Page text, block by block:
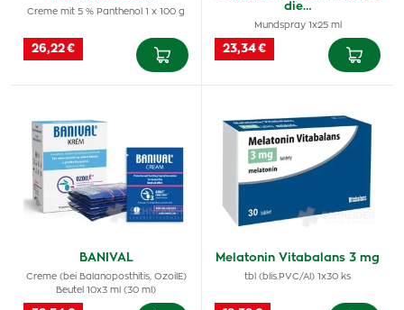
Creme mit 5 % Panthenol 1 x 100 g
26,22 €
die…
Mundspray 1x25 ml
23,34 €
BANIVAL
Creme (bei Balanoposthitis, OzoilE)
Beutel 10x3 ml (30 ml)
Melatonin Vitabalans 3 mg
tbl (blis.PVC/Al) 1x30 ks